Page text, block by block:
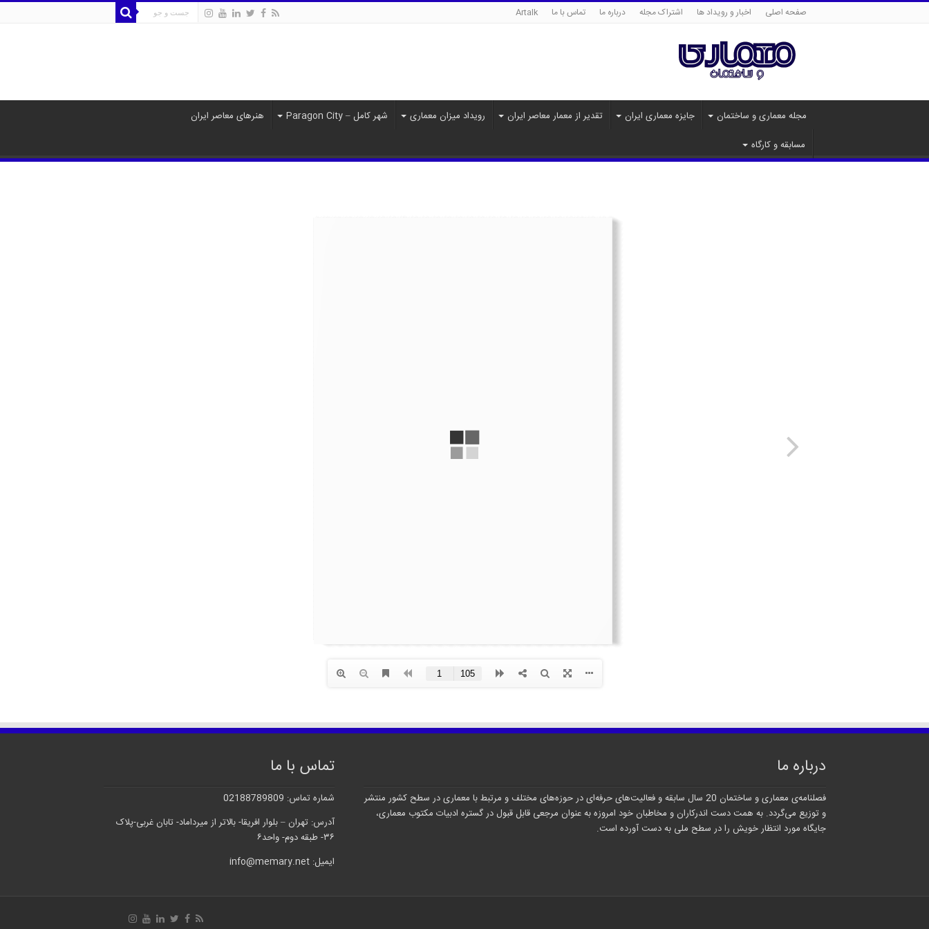
صفحه اصلی اخبار و رویداد ها اشتراک مجله درباره ما تماس با ما Artalk
مجله معماری و ساختمان جایزه معماری ایران تقدیر از معمار معاصر ایران رویداد میزان معماری شهر کامل – Paragon City
هنرهای معاصر ایران
مسابقه و کارگاه
درباره ما
فصلنامه‌ی معماری و ساختمان 20 سال سابقه و فعالیت‌های حرفه‌ای در حوزه‌های مختلف و مرتبط با معماری در سطح کشور منتشر
و توزیع می‌گردد. به همت دست اندرکاران و مخاطبان خود امروزه به عنوان مرجعی قابل قبول در گستره ادبیات مکتوب معماری،
جایگاه مورد انتظار خویش را در سطح ملی به دست آورده است.
تماس با ما
شماره تماس: 02188789809
آدرس: تهران – بلوار افریقا- بالاتر از میرداماد- تابان غربی-پلاک
۳۶- طبقه دوم- واحد۶
ایمیل: info@memary.net